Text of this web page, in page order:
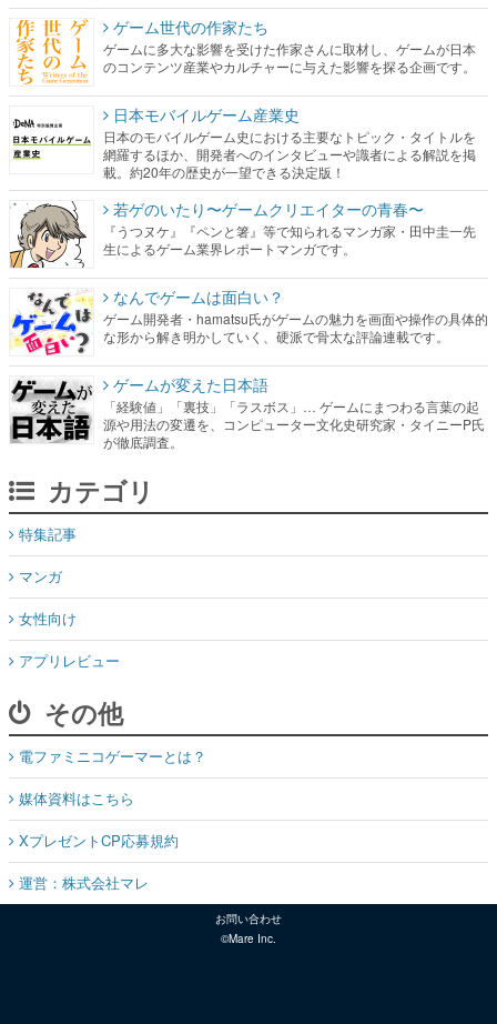
ゲーム世代の作家たち
ゲームに多大な影響を受けた作家さんに取材し、ゲームが日本
のコンテンツ産業やカルチャーに与えた影響を探る企画です。
日本モバイルゲーム産業史
日本のモバイルゲーム史における主要なトピック・タイトルを
網羅するほか、開発者へのインタビューや識者による解説を掲
載。約20年の歴史が一望できる決定版！
若ゲのいたり〜ゲームクリエイターの青春〜
『うつヌケ』『ペンと箸』等で知られるマンガ家・田中圭一先
生によるゲーム業界レポートマンガです。
なんでゲームは面白い？
ゲーム開発者・hamatsu氏がゲームの魅力を画面や操作の具体的
な形から解き明かしていく、硬派で骨太な評論連載です。
ゲームが変えた日本語
「経験値」「裏技」「ラスボス」… ゲームにまつわる言葉の起
源や用法の変遷を、コンピューター文化史研究家・タイニーP氏
が徹底調査。
カテゴリ
特集記事
マンガ
女性向け
アプリレビュー
その他
電ファミニコゲーマーとは？
媒体資料はこちら
XプレゼントCP応募規約
運営：株式会社マレ
お問い合わせ
©Mare Inc.